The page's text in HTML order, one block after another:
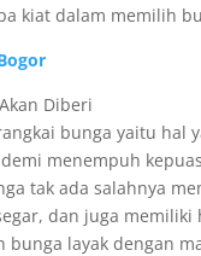
kiat dalam memilih
Diberi
bunga yaitu
menempuh
tak ada salahnya
dan juga
bunga layak dengan